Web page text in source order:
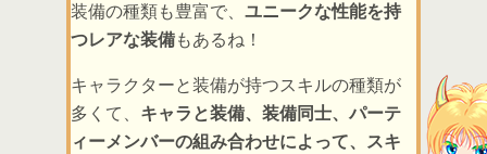
装備の種類も豊富で、 ユニークな性能を持
つレアな装備もあるね！
キャラクターと装備が持つスキルの種類が
多くて、 キャラと装備、装備同士、パーテ
ィーメンバーの組み合わせによって、スキ